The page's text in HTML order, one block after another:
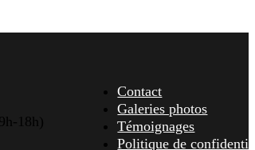
18h)
Contact
Galeries photos
Témoignages
Politique de